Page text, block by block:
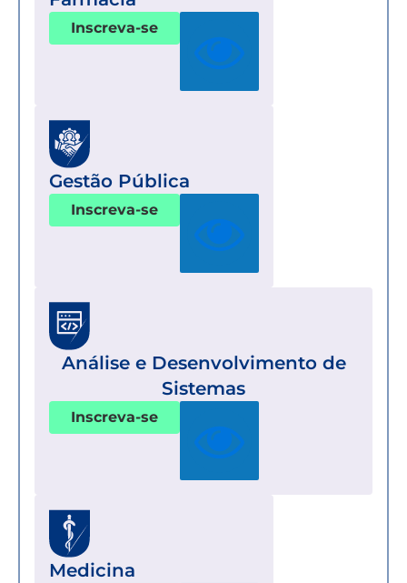
Inscreva-se
Gestão Pública
Inscreva-se
Análise e Desenvolvimento de
Sistemas
Inscreva-se
Medicina